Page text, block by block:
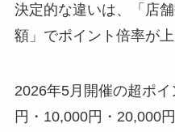
決定的な違いは、「店
額」でポイント倍率が上
2026年5月開催の超ポ
円・10,000円・20,000